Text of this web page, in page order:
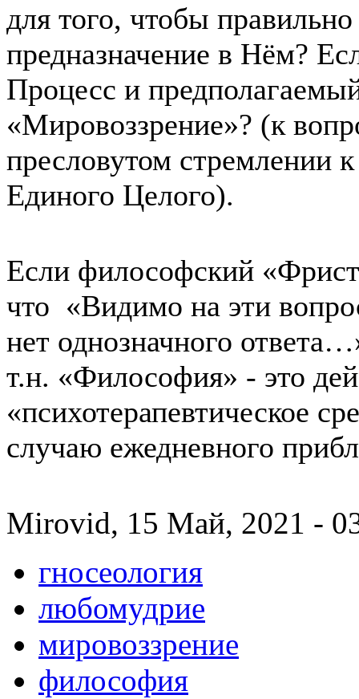
для того, чтобы
предназначение в Нём?
Процесс и
«Мировоззрение»? (к
пресловутом стремлении
Единого Целого).
Если философский
что «Видимо на эти
нет однозначного
т.н. «Философия» - это
«психотерапевтическое
случаю ежедневного
Mirovid, 15 Май, 2021 -
гносеология
любомудрие
мировоззрение
философия